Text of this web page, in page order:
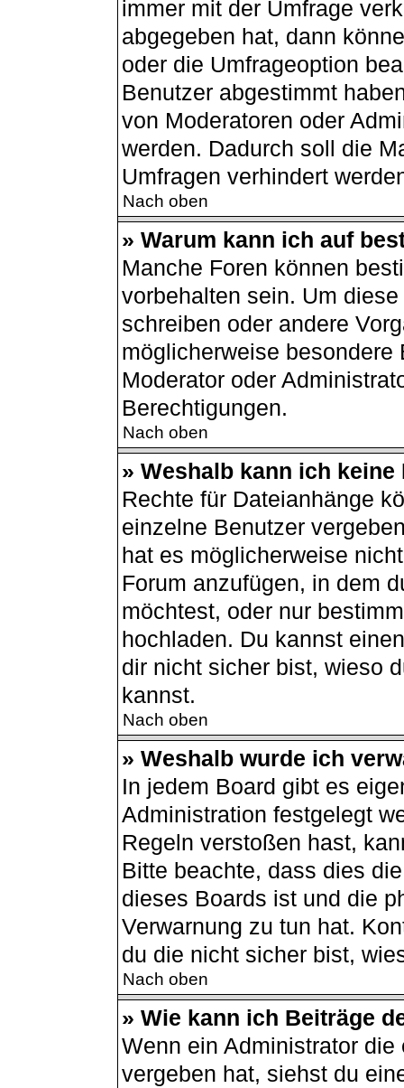
immer mit der Umfrage
abgegeben hat, dann
oder die Umfrageoption
Benutzer abgestimmt
von Moderatoren oder
werden. Dadurch soll die
Umfragen verhindert
Nach oben
» Warum kann ich auf
Manche Foren können
vorbehalten sein. Um
schreiben oder andere
möglicherweise besondere
Moderator oder
Berechtigungen.
Nach oben
» Weshalb kann ich
Rechte für Dateianhänge
einzelne Benutzer
hat es möglicherweise
Forum anzufügen, in dem
möchtest, oder nur
hochladen. Du kannst
dir nicht sicher bist, wieso
kannst.
Nach oben
» Weshalb wurde ich
In jedem Board gibt es
Administration festgelegt
Regeln verstoßen hast,
Bitte beachte, dass dies
dieses Boards ist und die
Verwarnung zu tun hat.
du die nicht sicher bist,
Nach oben
» Wie kann ich Beiträge
Wenn ein Administrator
vergeben hat, siehst du